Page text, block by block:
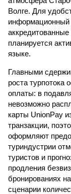
Волге. Для
информационный
планируется
языке.
Главными
роста турпотока
оплаты: в
невозможно
карты UnionPay
транзакции,
оформляют
туриндустрии
туристов и
продления
бронированиях
сценарии